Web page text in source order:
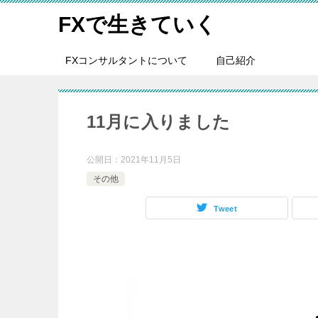
FXで生きていく
FXコンサルタントについて 自己紹介
11月に入りました
公開日： 2021年11月5日
その他
Tweet